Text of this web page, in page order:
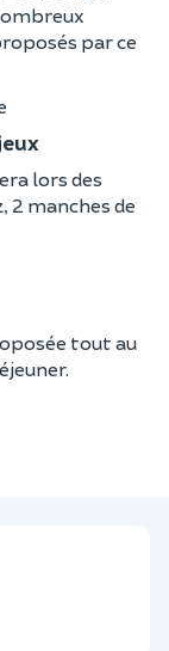
par ce
lors des
2 manches de
tout au